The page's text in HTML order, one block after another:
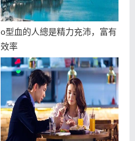
o型血的人總是精力充沛，富有
效率